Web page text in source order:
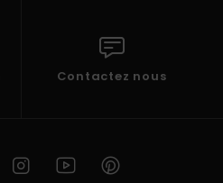
Contactez nous